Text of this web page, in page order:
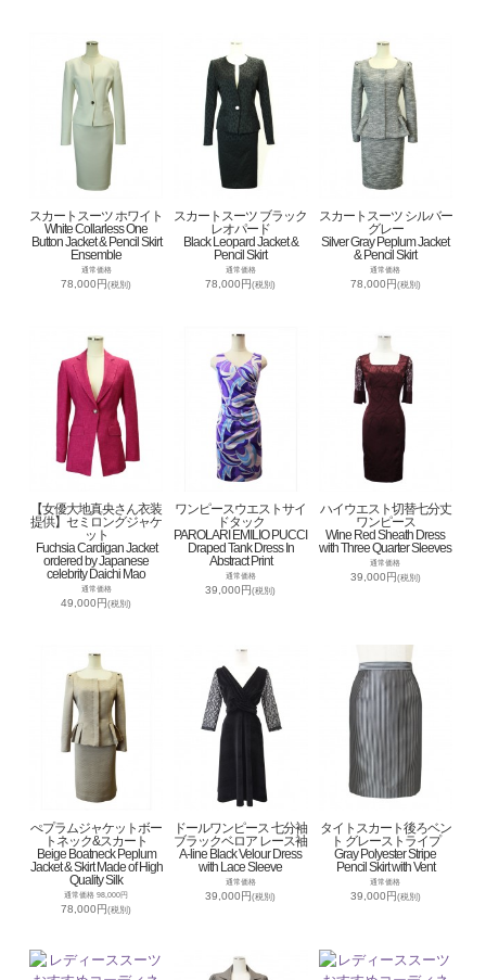
スカートスーツ ホワイト
White Collarless One
Button Jacket & Pencil Skirt
Ensemble
通常価格
78,000円(税別)
スカートスーツ ブラック
レオパード
Black Leopard Jacket &
Pencil Skirt
通常価格
78,000円(税別)
スカートスーツ シルバー
グレー
Silver Gray Peplum Jacket
& Pencil Skirt
通常価格
78,000円 (税別)
【女優大地真央さん衣装
提供】セミロングジャケ
ット
Fuchsia Cardigan Jacket
ordered by Japanese
celebrity Daichi Mao
通常価格
49,000円(税別)
ワンピースウエストサイ
ドタック
PAROLARI EMILIO PUCCI
Draped Tank Dress In
Abstract Print
通常価格
39,000円(税別)
ハイウエスト切替七分丈
ワンピース
Wine Red Sheath Dress
with Three Quarter Sleeves
通常価格
39,000円 (税別)
ぺプラムジャケットボー
トネック&スカート
Beige Boatneck Peplum
Jacket & Skirt Made of High
Quality Silk
通常価格 98,000円
78,000円(税別)
ドールワンピース 七分袖
ブラックベロア レース袖
A-line Black Velour Dress
with Lace Sleeve
通常価格
39,000円(税別)
タイトスカート後ろベン
ト グレーストライプ
Gray Polyester Stripe
Pencil Skirt with Vent
通常価格
39,000円 (税別)